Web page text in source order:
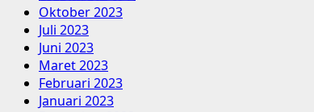
Oktober 2023
Juli 2023
Juni 2023
Maret 2023
Februari 2023
Januari 2023